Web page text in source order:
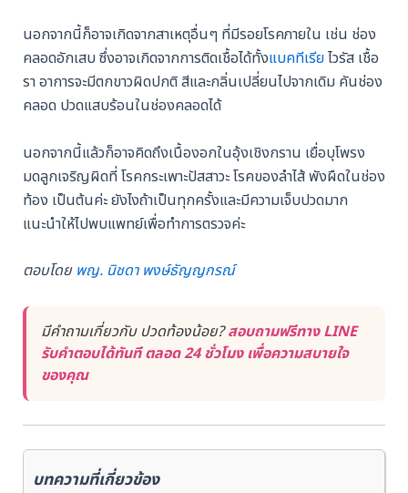
นอกจากนี้ก็อาจเกิดจากสาเหตุอื่นๆ ที่มีรอยโรคภายใน เช่น ช่อง
คลอดอักเสบ ซึ่งอาจเกิดจากการติดเชื้อได้ทั้งแบคทีเรียไวรัส เชื้อ
รา อาการจะมีตกขาวผิดปกติ สีและกลิ่นเปลี่ยนไปจากเดิม คันช่อง
คลอด ปวดแสบร้อนในช่องคลอดได้
นอกจากนี้แล้วก็อาจคิดถึงเนื้องอกในอุ้งเชิงกราน เยื่อบุโพรง
มดลูกเจริญผิดที่ โรคกระเพาะปัสสาวะ โรคของลำไส้ พังผืดในช่อง
ท้อง เป็นต้นค่ะ ยังไงถ้าเป็นทุกครั้งและมีความเจ็บปวดมาก
แนะนำให้ไปพบแพทย์เพื่อทำการตรวจค่ะ
ตอบโดย พญ. นิชดา พงษ์ธัญญกรณ์
มีคำถามเกี่ยวกับ ปวดท้องน้อย?สอบถามฟรีทาง LINE
รับคำตอบได้ทันที ตลอด 24 ชั่วโมง เพื่อความสบายใจ
ของคุณ
บทความที่เกี่ยวข้อง